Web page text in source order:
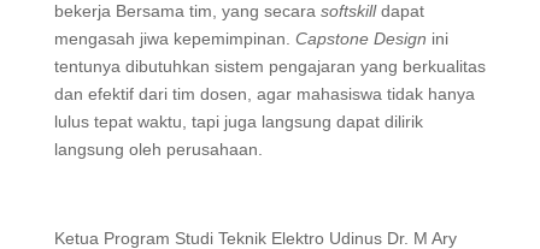
bekerja Bersama tim, yang secara softskilldapat
mengasah jiwa kepemimpinan. Capstone Design ini
tentunya dibutuhkan sistem pengajaran yang berkualitas
dan efektif dari tim dosen, agar mahasiswa tidak hanya
lulus tepat waktu, tapi juga langsung dapat dilirik
langsung oleh perusahaan.
Ketua Program Studi Teknik Elektro Udinus Dr. M Ary